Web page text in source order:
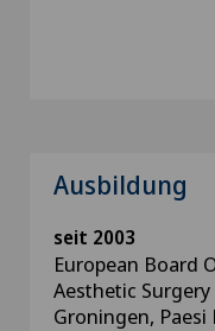
Ausbildung
seit 2003
European Board
Aesthetic Surgery
Groningen, Paesi